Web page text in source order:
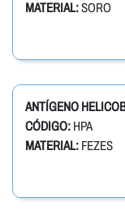
MATERIAL:SORO
ANTÍGENO
CÓDIGO: HPA
MATERIAL: FEZES